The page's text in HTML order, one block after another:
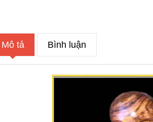
Mô tả Bình luận